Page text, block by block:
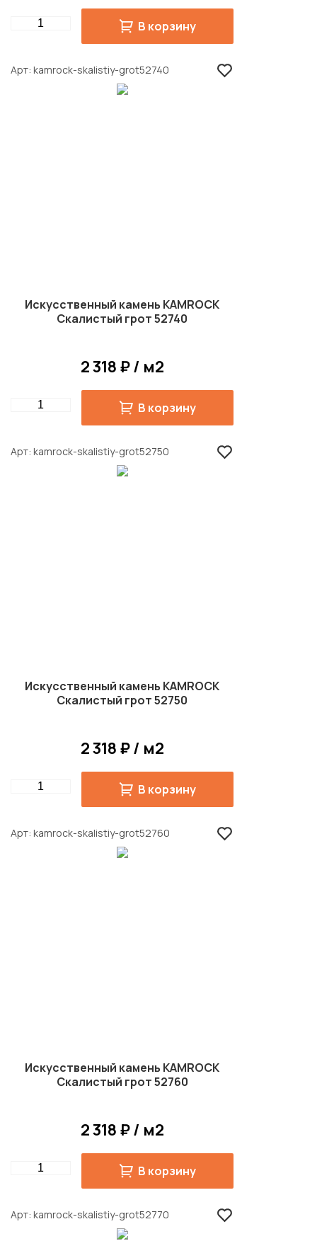
Quantity В корзину
Арт kamrock-skalistiy-grot52740
Искусственный камень KAMROCK
Скалистый грот 52740
2 318 ₽ / м2
Quantity В корзину
Арт kamrock-skalistiy-grot52750
Искусственный камень KAMROCK
Скалистый грот 52750
2 318 ₽ / м2
Quantity В корзину
Арт kamrock-skalistiy-grot52760
Искусственный камень KAMROCK
Скалистый грот 52760
2 318 ₽ / м2
Quantity В корзину
Арт kamrock-skalistiy-grot52770